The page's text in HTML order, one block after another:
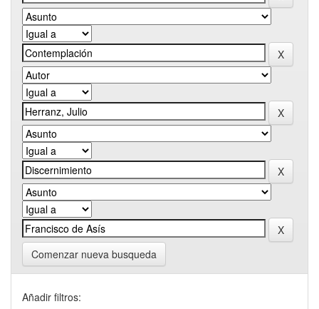
Comenzar nueva busqueda
Añadir filtros: